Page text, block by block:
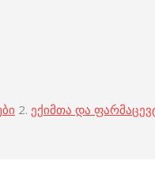
2. ექიმთა და